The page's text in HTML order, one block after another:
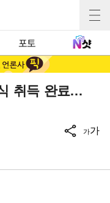
포토
취득 완료…
가가